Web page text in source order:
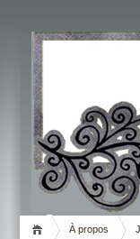
À propos